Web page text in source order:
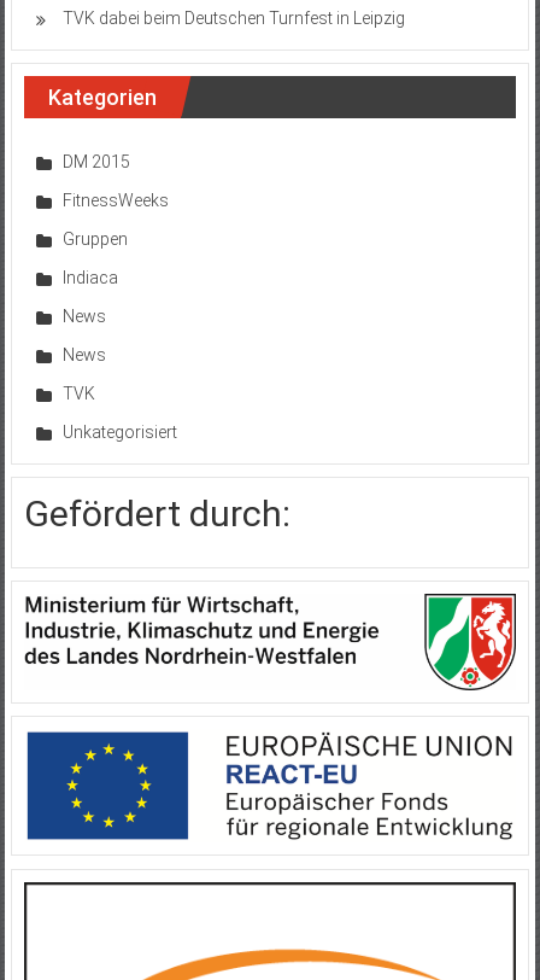
TVK dabei beim Deutschen Turnfest in Leipzig
Kategorien
DM 2015
FitnessWeeks
Gruppen
Indiaca
News
News
TVK
Unkategorisiert
Gefördert durch: